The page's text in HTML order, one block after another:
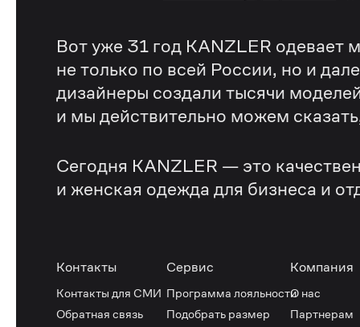
Вот уже 31 год KANZLER одевает
не только по всей России, но и
дизайнеры создали тысячи
и мы действительно можем
Сегодня KANZLER — это
и женская одежда для бизнеса и
Контакты
Контакты для СМИ
Обратная связь
Сервис
Программа лояльности
Подобрать размер
Компания
О нас
Партнерам